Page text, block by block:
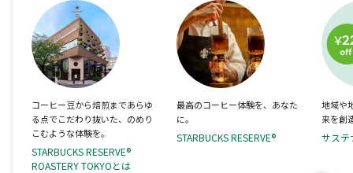
コーヒー豆から焙煎まであらゆ
る点でこだわり抜いた、のめり
こむような体験を。
STARBUCKS RESERVE®
ROASTERY TOKYOとは
最高のコーヒー体験を、あなた
に。
STARBUCKS RESERVE®
地域や
来を創
サステ